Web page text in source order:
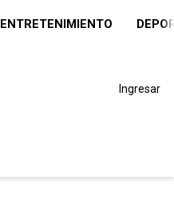
ENTRETENIMIENTO
Ingresar